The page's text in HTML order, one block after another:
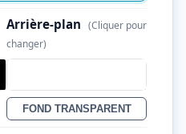
Arrière-plan (Cliquer pour
changer)
FOND TRANSPARENT